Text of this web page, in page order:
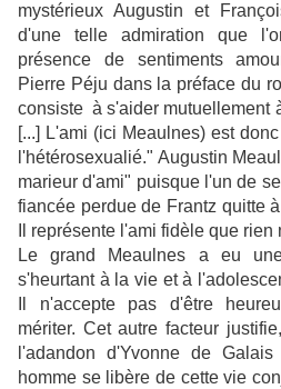
mystérieux Augustin et
d'une telle admiration que
présence de sentiments
Pierre Péju dans la préface du
consiste à s'aider mutuellement
[...] L'ami (ici Meaulnes) est
l'hétérosexualié." Augustin
marieur d'ami" puisque l'un de
fiancée perdue de Frantz quitte
Il représente l'ami fidèle que
Le grand Meaulnes a eu
s'heurtant à la vie et à
Il n'accepte pas d'être
mériter. Cet autre facteur
l'adandon d'Yvonne de
homme se libère de cette vie